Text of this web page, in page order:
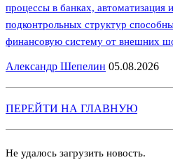
процессы в банках, автоматизация
подконтрольных структур
финансовую систему от внешних
Александр Шепелин 05.08.2026
ПЕРЕЙТИ НА ГЛАВНУЮ
Не удалось загрузить новость.